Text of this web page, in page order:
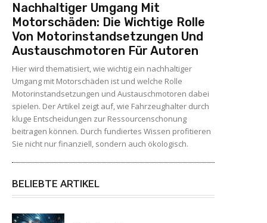
Nachhaltiger Umgang Mit
Motorschäden: Die Wichtige Rolle
Von Motorinstandsetzungen Und
Austauschmotoren Für Autoren
Hier wird thematisiert, wie wichtig ein nachhaltiger
Umgang mit Motorschäden ist und welche Rolle
Motorinstandsetzungen und Austauschmotoren dabei
spielen. Der Artikel zeigt auf, wie Fahrzeughalter durch
kluge Entscheidungen zur Ressourcenschonung
beitragen können. Durch fundiertes Wissen profitieren
Sie nicht nur finanziell, sondern auch ökologisch.
BELIEBTE ARTIKEL